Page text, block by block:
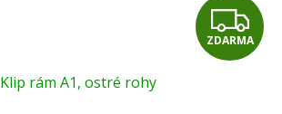
Z
D
ZDARMA
Klip rám A1, ostré rohy